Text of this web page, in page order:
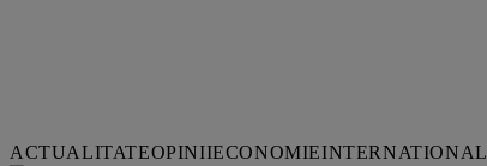
ACTUALITATEOPINIIECONOMIEINTERNATIONAL